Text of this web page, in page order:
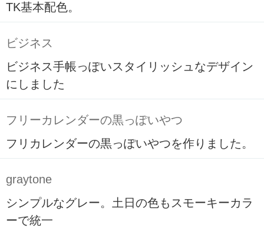
TK基本配色。
ビジネス
ビジネス手帳っぽいスタイリッシュなデザイン
にしました
フリーカレンダーの黒っぽいやつ
フリカレンダーの黒っぽいやつを作りました。
graytone
シンプルなグレー。土日の色もスモーキーカラ
ーで統一